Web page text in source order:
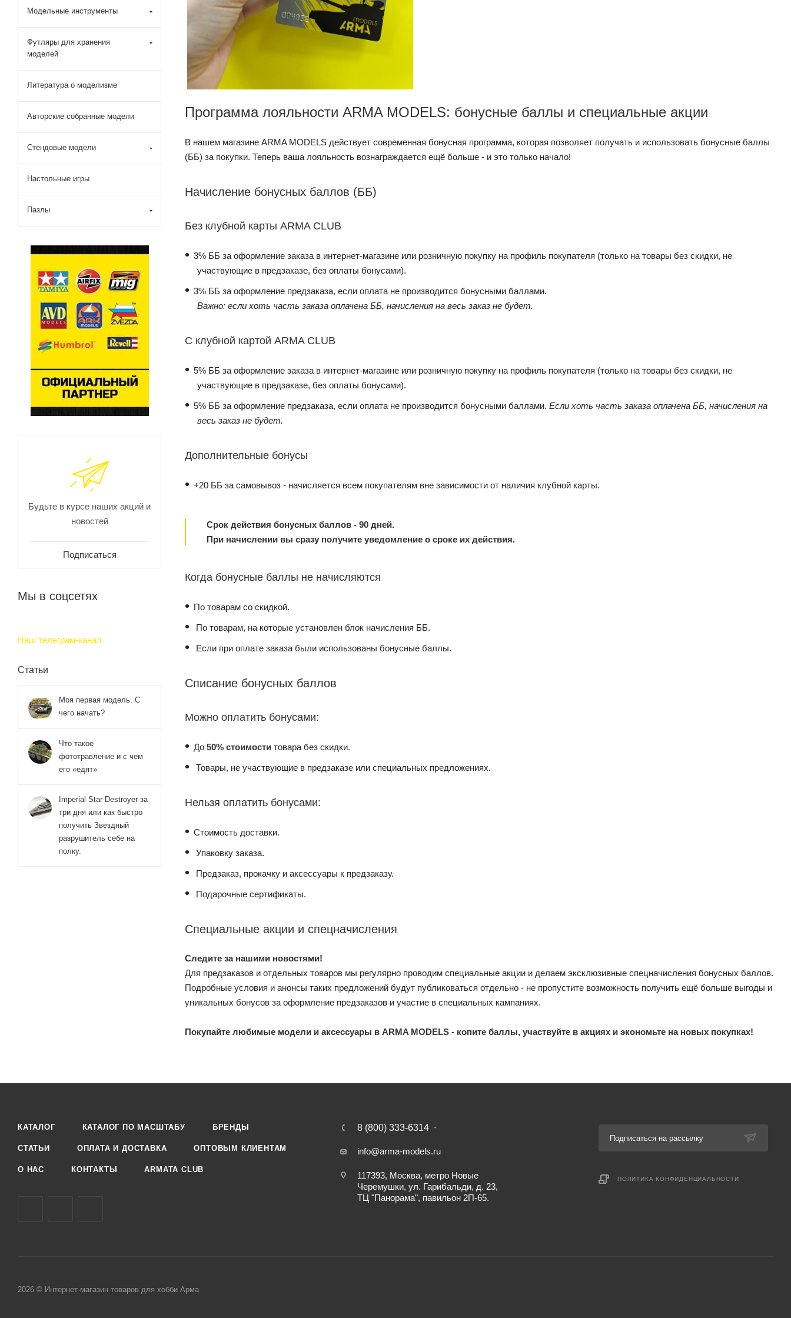
Программа лояльности ARMA MODELS: бонусные баллы и специальные акции
В нашем магазине ARMA MODELS действует современная бонусная программа, которая позволяет получать и использовать бонусные баллы
(ББ) за покупки. Теперь ваша лояльность вознаграждается ещё больше - и это только начало!
Начисление бонусных баллов (ББ)
Без клубной карты ARMA CLUB
3% ББ за оформление заказа в интернет-магазине или розничную покупку на профиль покупателя (только на товары без скидки, не
участвующие в предзаказе, без оплаты бонусами).
3% ББ за оформление предзаказа, если оплата не производится бонусными баллами.
Важно: если хоть часть заказа оплачена ББ, начисления на весь заказ не будет.
С клубной картой ARMA CLUB
5% ББ за оформление заказа в интернет-магазине или розничную покупку на профиль покупателя (только на товары без скидки, не
участвующие в предзаказе, без оплаты бонусами).
5% ББ за оформление предзаказа, если оплата не производится бонусными баллами. Если хоть часть заказа оплачена ББ, начисления на
весь заказ не будет.
Дополнительные бонусы
+20 ББ за самовывоз - начисляется всем покупателям вне зависимости от наличия клубной карты.
Срок действия бонусных баллов - 90 дней.
При начислении вы сразу получите уведомление о сроке их действия.
Когда бонусные баллы не начисляются
По товарам со скидкой.
По товарам, на которые установлен блок начисления ББ.
Если при оплате заказа были использованы бонусные баллы.
Списание бонусных баллов
Можно оплатить бонусами:
До 50% стоимости товара без скидки.
Товары, не участвующие в предзаказе или специальных предложениях.
Нельзя оплатить бонусами:
Стоимость доставки.
Упаковку заказа.
Предзаказ, прокачку и аксессуары к предзаказу.
Подарочные сертификаты.
Специальные акции и спецначисления
Следите за нашими новостями!
Для предзаказов и отдельных товаров мы регулярно проводим специальные акции и делаем эксклюзивные спецначисления бонусных баллов.
Подробные условия и анонсы таких предложений будут публиковаться отдельно - не пропустите возможность получить ещё больше выгоды и
уникальных бонусов за оформление предзаказов и участие в специальных кампаниях.
Покупайте любимые модели и аксессуары в ARMA MODELS - копите баллы, участвуйте в акциях и экономьте на новых покупках!
Модельные инструменты
Футляры для хранения
моделей
Литература о моделизме
Авторские собранные модели
Стендовые модели
Настольные игры
Пазлы
Будьте в курсе наших акций и
новостей
Подписаться
Мы в соцсетях
Наш телеграм-канал
Статьи
Моя первая модель. С
чего начать?
Что такое
фототравление и с чем
его «едят»
Imperial Star Destroyer за
три дня или как быстро
получить Звездный
разрушитель себе на
полку.
КАТАЛОГ КАТАЛОГ ПО МАСШТАБУ БРЕНДЫ
СТАТЬИ ОПЛАТА И ДОСТАВКА ОПТОВЫМ КЛИЕНТАМ
О НАС КОНТАКТЫ ARMATA CLUB
8 (800) 333-6314
info@arma-models.ru
117393, Москва, метро Новые
Черемушки, ул. Гарибальди, д. 23,
ТЦ "Панорама", павильон 2П-65.
Подписаться на рассылку
ПОЛИТИКА КОНФИДЕНЦИАЛЬНОСТИ
2026 © Интернет-магазин товаров для хобби Арма